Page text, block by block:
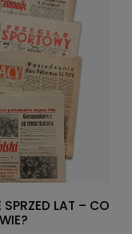
LAT – CO